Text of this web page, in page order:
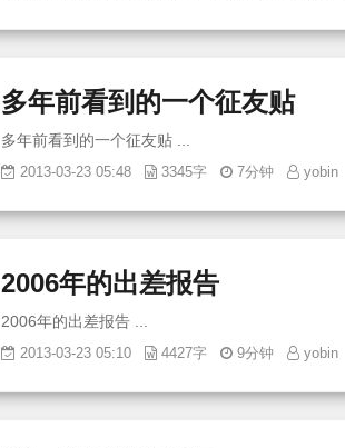
多年前看到的一个征友贴
2013-03-23 05:48 3345字 7分钟 yobin
2006年的出差报告
2013-03-23 05:10 4427字 9分钟 yobin